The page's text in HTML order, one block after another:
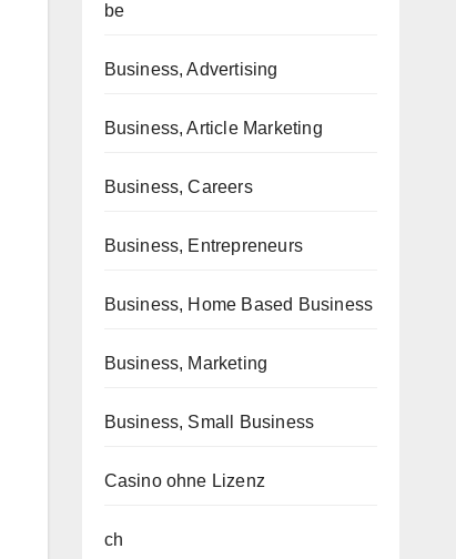
be
Business, Advertising
Business, Article Marketing
Business, Careers
Business, Entrepreneurs
Business, Home Based Business
Business, Marketing
Business, Small Business
Casino ohne Lizenz
ch